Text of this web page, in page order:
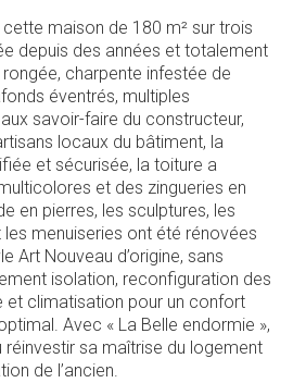
maison de 180 m² sur trois
depuis des années et totalement
charpente infestée de
éventrés, multiples
savoir-faire du constructeur,
locaux du bâtiment, la
et sécurisée, la toiture a
et des zingueries en
en pierres, les sculptures, les
les menuiseries ont été rénovées
Art Nouveau d’origine, sans
isolation, reconfiguration des
et climatisation pour un confort
Avec « La Belle endormie »,
réinvestir sa maîtrise du logement
de l’ancien.